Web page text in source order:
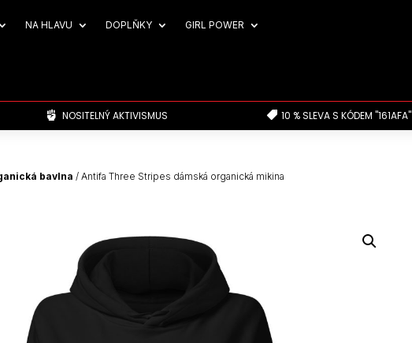
NA HLAVU DOPLŇKY GIRL POWER
 NOSITELNÝ AKTIVISMUS  10 % SLEVA S KÓDEM "161AFA"
bavlna / Antifa Three Stripes dámská organická mikina